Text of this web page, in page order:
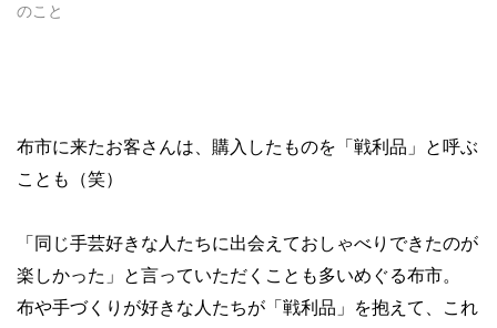
のこと
布市に来たお客さんは、購入したものを「戦利品」と呼ぶ
ことも（笑）
「同じ手芸好きな人たちに出会えておしゃべりできたのが
楽しかった」と言っていただくことも多いめぐる布市。
布や手づくりが好きな人たちが「戦利品」を抱えて、これ